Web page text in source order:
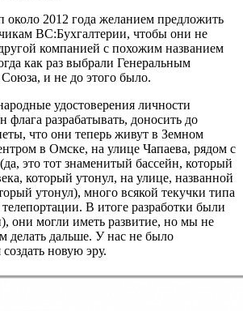
около 2012 года желанием предложить
ВС:Бухгалтерии, чтобы они не
компанией с похожим названием
как раз выбрали Генеральным
и не до этого было.
удостоверения личности
флага разрабатывать, доносить до
что они теперь живут в Земном
в Омске, на улице Чапаева, рядом с
это тот знаменитый бассейн, который
который утонул, на улице, названной
утонул), много всякой текучки типа
В итоге разработки были
они могли иметь развитие, но мы не
делать дальше. У нас не было
новую эру.